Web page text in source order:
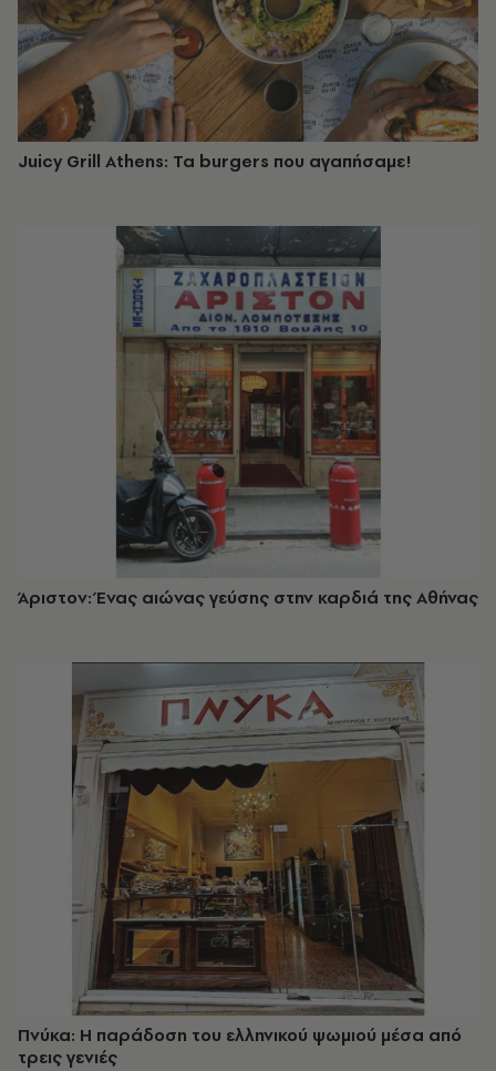
Juicy Grill Athens: Τα burgers που αγαπήσαμε!
Άριστον: Ένας αιώνας γεύσης στην καρδιά της Αθήνας
Πνύκα: Η παράδοση του ελληνικού ψωμιού μέσα από
τρεις γενιές